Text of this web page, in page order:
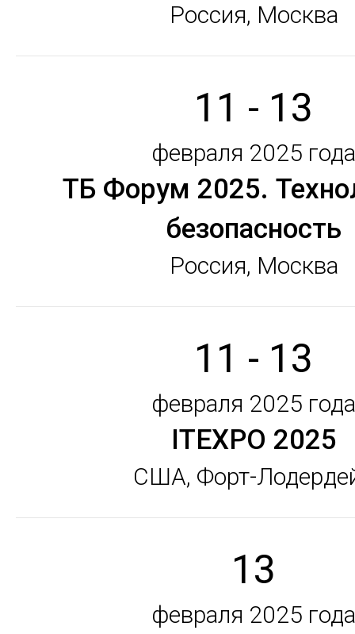
Россия, Москва
11 - 13
февраля 2025 года
ТБ Форум 2025.
безопасность
Россия, Москва
11 - 13
февраля 2025 года
ITEXPO 2025
США, Форт-
13
февраля 2025 года